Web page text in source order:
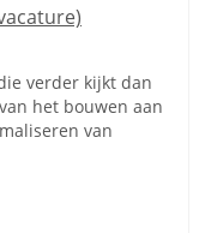
verder kijkt dan
het bouwen aan
van